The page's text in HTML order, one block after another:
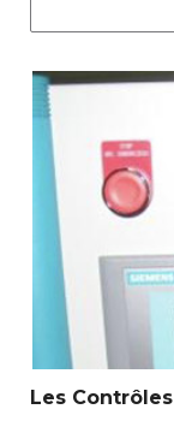
Les Contrôles